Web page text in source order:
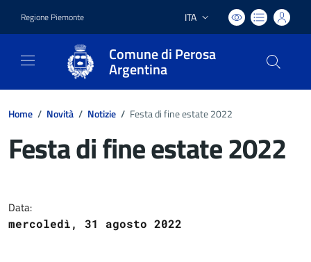
Regione Piemonte Lingua attiva:
ITA
Comune di Perosa
Argentina
Home / Novità / Notizie / Festa di fine estate 2022
Festa di fine estate 2022
Data:
mercoledì, 31 agosto 2022